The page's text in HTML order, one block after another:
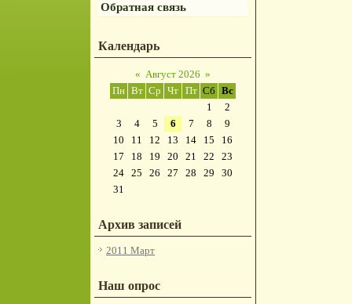
Обратная связь
Календарь
« Август 2026 »
Пн Вт Ср Чт Пт Сб Вс
1
2
3
4 5 6 7 8
9
10
11 12 13 14 15
16
17
18 19 20 21 22
23
24 25 26 27 28 29
30
31
Архив записей
2011 Март
Наш опрос